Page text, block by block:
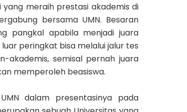
yang meraih prestasi akademis di
bersama UMN. Besaran
pangkal apabila menjadi juara
luar peringkat bisa melalui jalur tes
akademis, semisal pernah juara
memperoleh beasiswa.
dalam presentasinya pada